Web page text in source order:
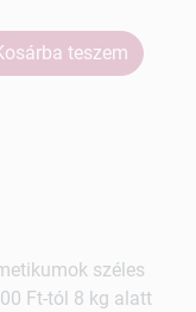
teszem
széles
Ft-tól 8 kg alatt